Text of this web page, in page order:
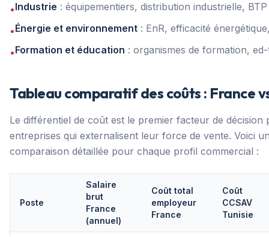
•Industrie : équipementiers, distribution industrielle, BTP
•Énergie et environnement : EnR, efficacité
•Formation et éducation : organismes de formation,
Tableau comparatif des coûts : France
Le différentiel de coût est le premier facteur de décision
entreprises qui externalisent leur force de vente. Voici
comparaison détaillée pour chaque profil commercial :
Poste
Salaire
brut
France
(annuel)
Coût total
employeur
France
Coût
CCSAV
Tunisie